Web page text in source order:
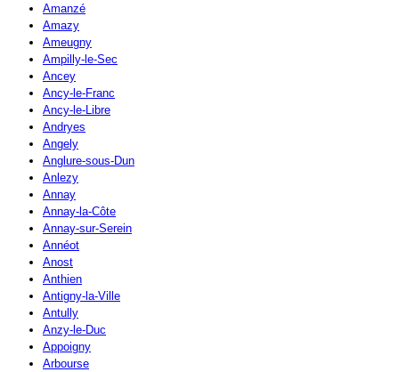
Amanzé
Amazy
Ameugny
Ampilly-le-Sec
Ancey
Ancy-le-Franc
Ancy-le-Libre
Andryes
Angely
Anglure-sous-Dun
Anlezy
Annay
Annay-la-Côte
Annay-sur-Serein
Annéot
Anost
Anthien
Antigny-la-Ville
Antully
Anzy-le-Duc
Appoigny
Arbourse